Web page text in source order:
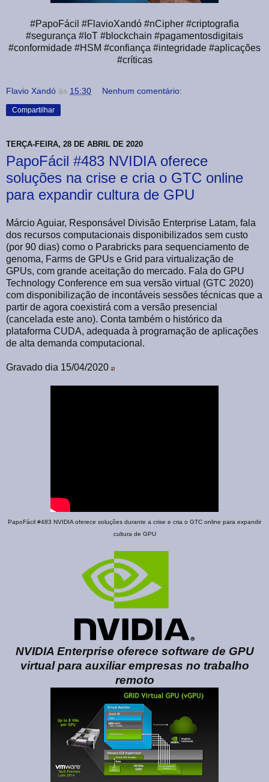
#PapoFácil #FlavioXandó #nCipher #criptografia
#segurança #IoT #blockchain #pagamentosdigitais
#conformidade #HSM #confiança #integridade #aplicações
#críticas
Flavio Xandó às 15:30 Nenhum comentário:
Compartilhar
TERÇA-FEIRA, 28 DE ABRIL DE 2020
PapoFácil #483 NVIDIA oferece
soluções na crise e cria o GTC online
para expandir cultura de GPU
Márcio Aguiar, Responsável Divisão Enterprise Latam, fala
dos recursos computacionais disponibilizados sem custo
(por 90 dias) como o Parabricks para sequenciamento de
genoma, Farms de GPUs e Grid para virtualização de
GPUs, com grande aceitação do mercado. Fala do GPU
Technology Conference em sua versão virtual (GTC 2020)
com disponibilização de incontáveis sessões técnicas que a
partir de agora coexistirá com a versão presencial
(cancelada este ano). Conta também o histórico da
plataforma CUDA, adequada à programação de aplicações
de alta demanda computacional.
Gravado dia 15/04/2020
PapoFácil #483 NVIDIA oferece soluções durante a crise e cria o GTC online para expandir
cultura de GPU
NVIDIA Enterprise oferece software de GPU
virtual para auxiliar empresas no trabalho
remoto